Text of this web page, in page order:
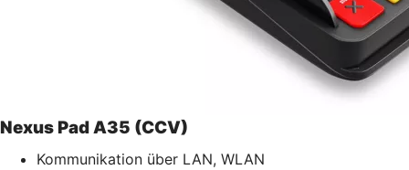
Nexus Pad A35 (CCV)
Kommunikation über LAN, WLAN